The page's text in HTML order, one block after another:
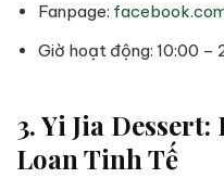
Fanpage:
Giờ hoạt động: 10:00 –
3. Yi Jia
Loan Tinh Tế